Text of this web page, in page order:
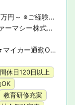
◆月給 350,000円 ～ ◆想定年収 550万円～ ※ご経験や前職の給与を考慮の上、決定いたします。 ◆昇給・賞与 ・昇給： あり ・賞与： あり（年2回）
すみれ調剤薬局（シップヘルスケアファーマシー株式会社）
JR東北本線「郡山駅」から車で18分 ★マイカー通勤OK！
休日120日以上
教育研修充実